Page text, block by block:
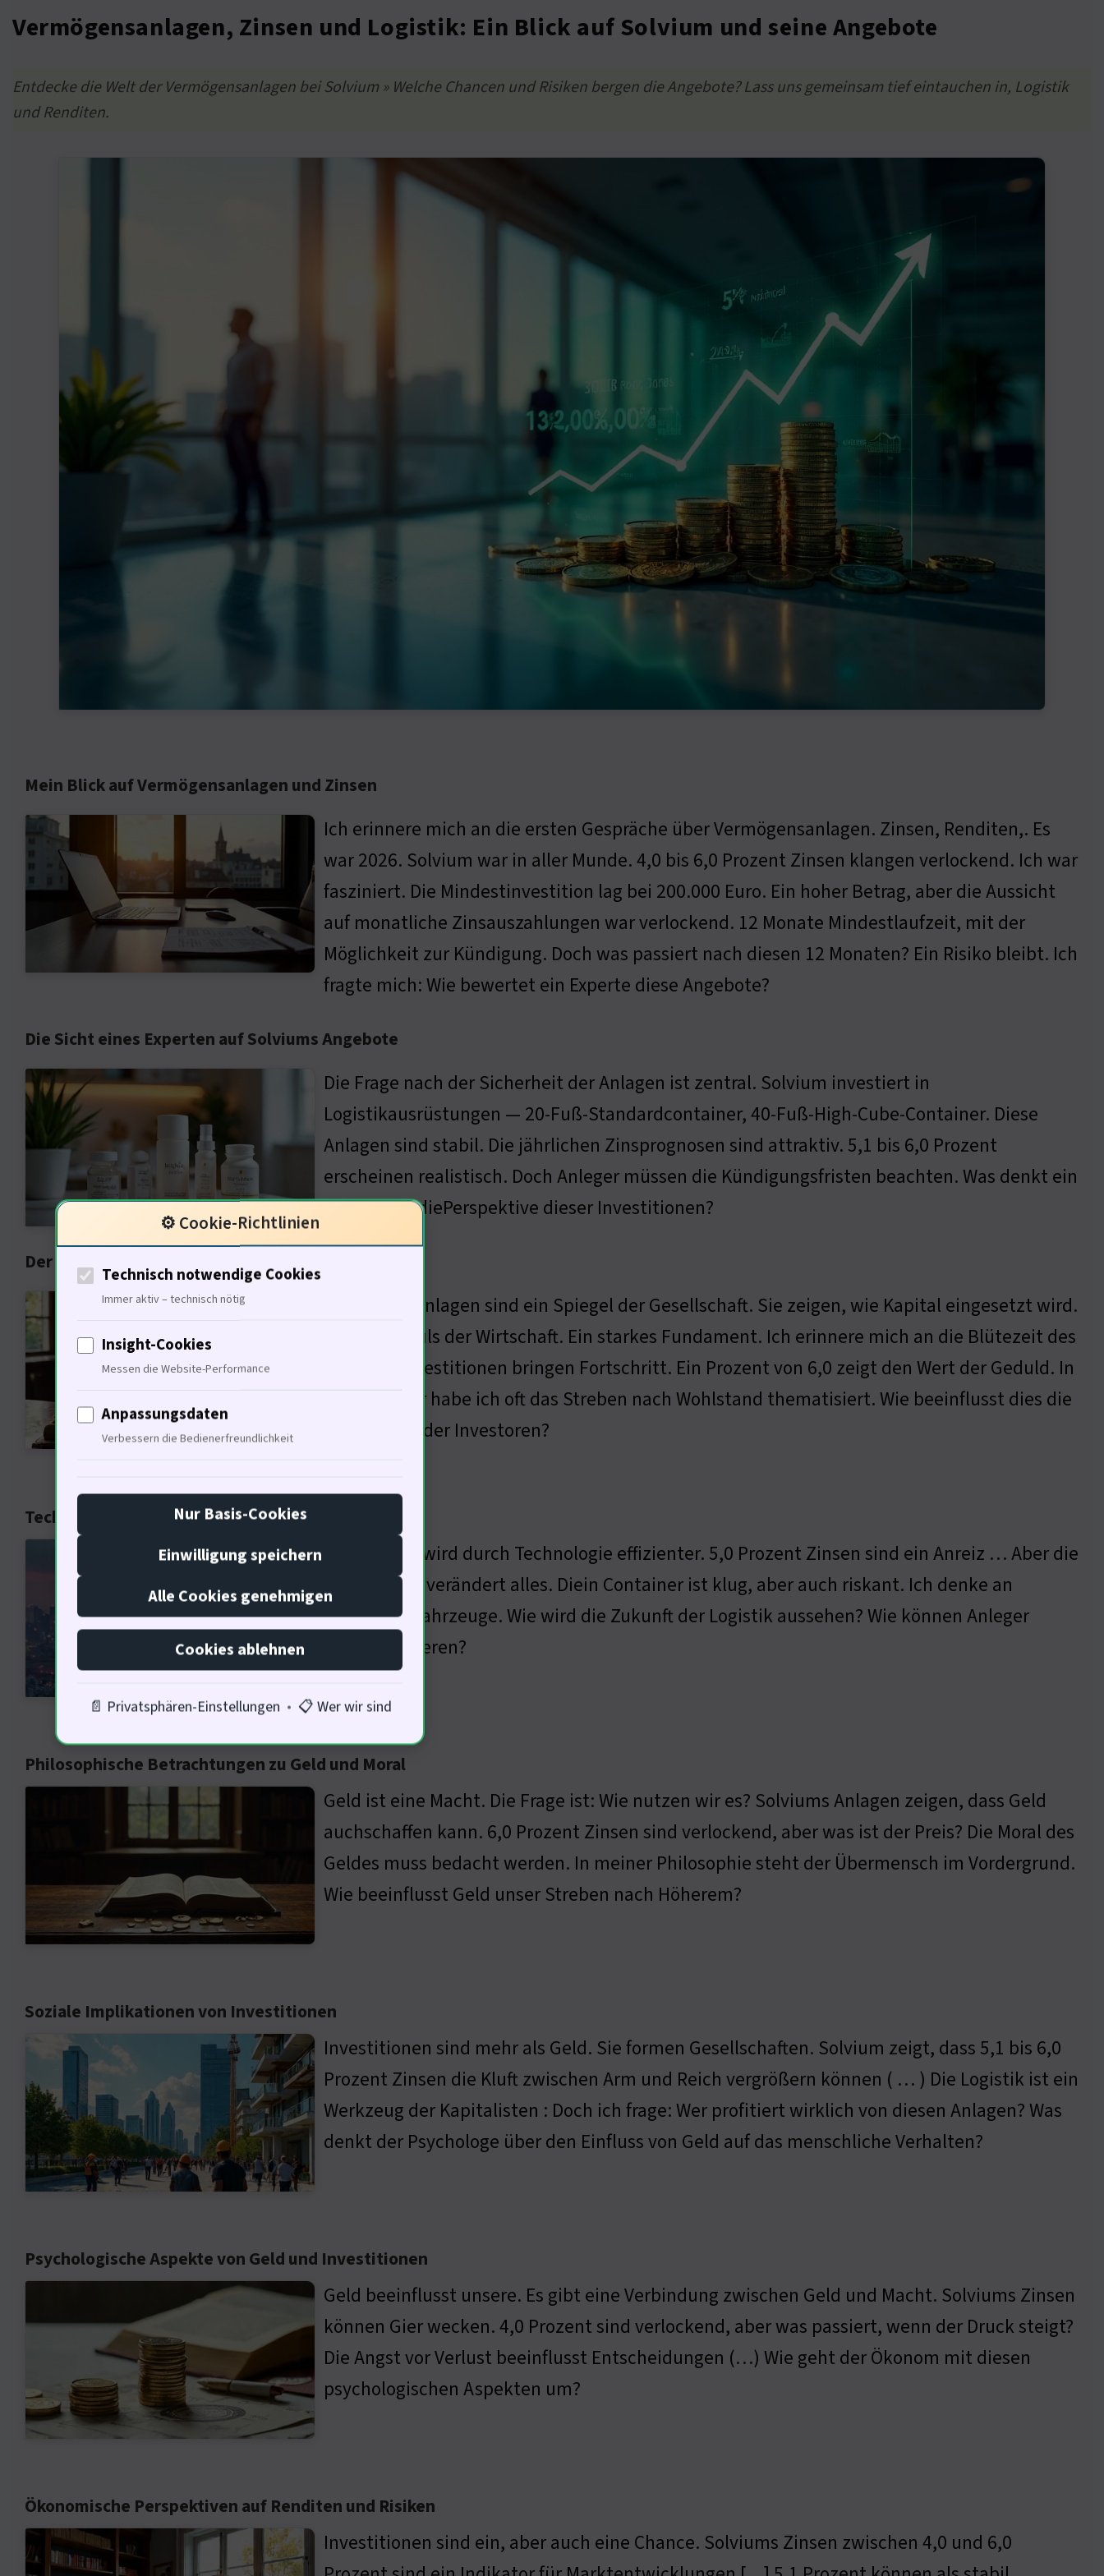
Vermögensanlagen, Zinsen und Logistik: Ein Blick auf Solvium und seine Angebote
Entdecke die Welt der Vermögensanlagen bei Solvium » Welche Chancen und Risiken bergen die Angebote? Lass uns gemeinsam tief eintauchen in, Logistik
und Renditen.
Mein Blick auf Vermögensanlagen und Zinsen
Ich erinnere mich an die ersten Gespräche über Vermögensanlagen. Zinsen, Renditen,. Es
war 2026. Solvium war in aller Munde. 4,0 bis 6,0 Prozent Zinsen klangen verlockend. Ich war
fasziniert. Die Mindestinvestition lag bei 200.000 Euro. Ein hoher Betrag, aber die Aussicht
auf monatliche Zinsauszahlungen war verlockend. 12 Monate Mindestlaufzeit, mit der
Möglichkeit zur Kündigung. Doch was passiert nach diesen 12 Monaten? Ein Risiko bleibt. Ich
fragte mich: Wie bewertet ein Experte diese Angebote?
Die Sicht eines Experten auf Solviums Angebote
Die Frage nach der Sicherheit der Anlagen ist zentral. Solvium investiert in
Logistikausrüstungen — 20-Fuß-Standardcontainer, 40-Fuß-High-Cube-Container. Diese
Anlagen sind stabil. Die jährlichen Zinsprognosen sind attraktiv. 5,1 bis 6,0 Prozent
erscheinen realistisch. Doch Anleger müssen die Kündigungsfristen beachten. Was denkt ein
Genie über diePerspektive dieser Investitionen?
Der kulturelle Einfluss von Vermögensanlagen
Vermögensanlagen sind ein Spiegel der Gesellschaft. Sie zeigen, wie Kapital eingesetzt wird.
Dieist der Puls der Wirtschaft. Ein starkes Fundament. Ich erinnere mich an die Blütezeit des
Handels. Investitionen bringen Fortschritt. Ein Prozent von 6,0 zeigt den Wert der Geduld. In
der Literatur habe ich oft das Streben nach Wohlstand thematisiert. Wie beeinflusst dies die
Philosophie der Investoren?
Technologische Perspektiven auf Investitionen
Die Logistik wird durch Technologie effizienter. 5,0 Prozent Zinsen sind ein Anreiz … Aber die
Technologie verändert alles. Diein Container ist klug, aber auch riskant. Ich denke an
autonome Fahrzeuge. Wie wird die Zukunft der Logistik aussehen? Wie können Anleger
darauf reagieren?
Philosophische Betrachtungen zu Geld und Moral
Geld ist eine Macht. Die Frage ist: Wie nutzen wir es? Solviums Anlagen zeigen, dass Geld
auchschaffen kann. 6,0 Prozent Zinsen sind verlockend, aber was ist der Preis? Die Moral des
Geldes muss bedacht werden. In meiner Philosophie steht der Übermensch im Vordergrund.
Wie beeinflusst Geld unser Streben nach Höherem?
Soziale Implikationen von Investitionen
Investitionen sind mehr als Geld. Sie formen Gesellschaften. Solvium zeigt, dass 5,1 bis 6,0
Prozent Zinsen die Kluft zwischen Arm und Reich vergrößern können ( … ) Die Logistik ist ein
Werkzeug der Kapitalisten : Doch ich frage: Wer profitiert wirklich von diesen Anlagen? Was
denkt der Psychologe über den Einfluss von Geld auf das menschliche Verhalten?
Psychologische Aspekte von Geld und Investitionen
Geld beeinflusst unsere. Es gibt eine Verbindung zwischen Geld und Macht. Solviums Zinsen
können Gier wecken. 4,0 Prozent sind verlockend, aber was passiert, wenn der Druck steigt?
Die Angst vor Verlust beeinflusst Entscheidungen (…) Wie geht der Ökonom mit diesen
psychologischen Aspekten um?
Ökonomische Perspektiven auf Renditen und Risiken
Investitionen sind ein, aber auch eine Chance. Solviums Zinsen zwischen 4,0 und 6,0
⚙️ Cookie-Richtlinien
Technisch notwendige Cookies
Immer aktiv – technisch nötig
Insight-Cookies
Messen die Website-Performance
Anpassungsdaten
Verbessern die Bedienerfreundlichkeit
Nur Basis-Cookies
Einwilligung speichern
Alle Cookies genehmigen
Cookies ablehnen
📄 Privatsphären-Einstellungen • 📋 Wer wir sind